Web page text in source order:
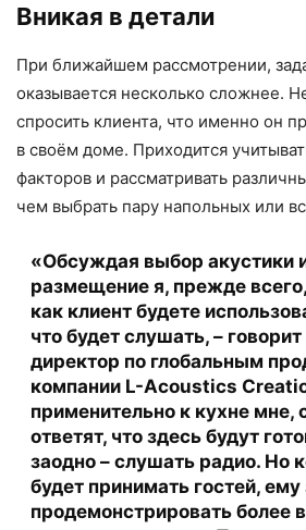
Вникая в детали
При ближайшем рассмотрении,
оказывается несколько сложнее.
спросить клиента, что именно он
в своём доме. Приходится
факторов и рассматривать
чем выбрать пару напольных или
«Обсуждая выбор акустики
размещение я, прежде
как клиент будете
что будет слушать, –
директор по глобальным
компании L-Acoustics
применительно к кухне мне,
ответят, что здесь будут
заодно – слушать радио. Но
будет принимать гостей, ему
продемонстрировать более